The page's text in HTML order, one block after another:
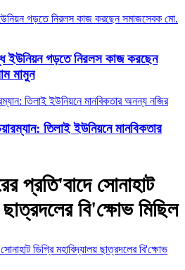
ইউনিয়ন গড়তে নিরলস কাজ করছেন
মামুন
তিলাই ইউনিয়নে মানবিকতার
প্রতি'বাদে সোনাহাট
ছাত্রদলের বি'ক্ষোভ মিছিল